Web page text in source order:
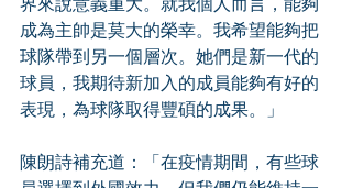
成為主帥是莫大的榮幸。我希望能夠把
球隊帶到另一個層次。她們是新一代的
球員，我期待新加入的成員能夠有好的
表現，為球隊取得豐碩的成果。」
陳朗詩補充道：「在疫情期間，有些球